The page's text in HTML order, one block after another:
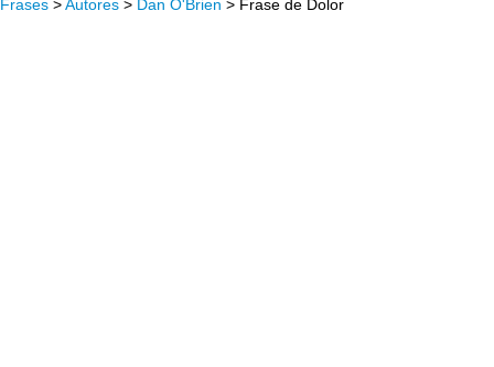
Frases >Autores > Dan O'Brien > Frase de Dolor